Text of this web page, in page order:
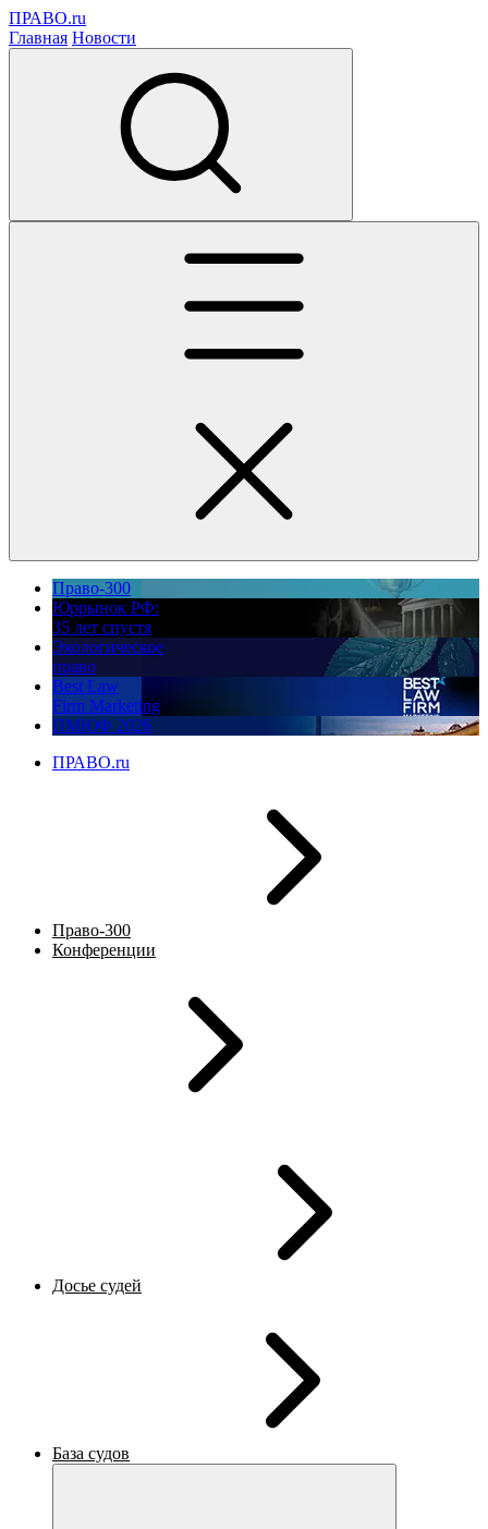
ПРАВО.ru
Главная Новости
Право-300
Юррынок РФ:
35 лет спустя
Экологическое
право
Best Law
Firm Marketing
ПМЮФ 2026
ПРАВО.ru
Право-300
Конференции
Досье судей
База судов